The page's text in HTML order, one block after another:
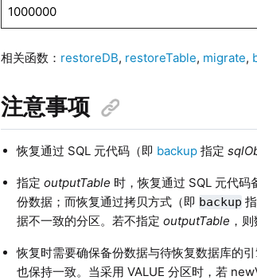
1000000
相关函数： restoreDB, restoreTable, migrate,
注意事项
恢复通过 SQL 元代码（即 backup 指定
指定outputTable 时，恢复通过 SQL 元代
份数据；而恢复通过拷贝方式（即 backup
据不一致的分区。若不指定outputTable ，
恢复时需要确保备份数据与待恢复数据库的
也保持一致。当采用 VALUE 分区时，若